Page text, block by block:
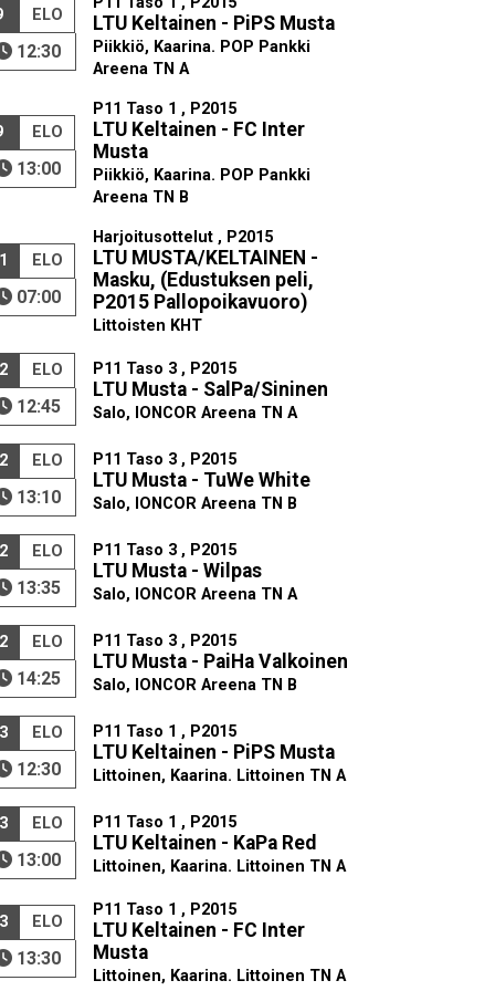
ELO
12:30
LTU Keltainen - PiPS Musta
Piikkiö, Kaarina. POP Pankki
Areena TN A
ELO
13:00
P11 Taso 1 , P2015
LTU Keltainen - FC Inter
Musta
Piikkiö, Kaarina. POP Pankki
Areena TN B
ELO
07:00
Harjoitusottelut , P2015
LTU MUSTA/KELTAINEN -
Masku, (Edustuksen peli,
P2015 Pallopoikavuoro)
Littoisten KHT
ELO
12:45
P11 Taso 3 , P2015
LTU Musta - SalPa/Sininen
Salo, IONCOR Areena TN A
ELO
13:10
P11 Taso 3 , P2015
LTU Musta - TuWe White
Salo, IONCOR Areena TN B
ELO
13:35
P11 Taso 3 , P2015
LTU Musta - Wilpas
Salo, IONCOR Areena TN A
ELO
14:25
P11 Taso 3 , P2015
LTU Musta - PaiHa Valkoinen
Salo, IONCOR Areena TN B
ELO
12:30
P11 Taso 1 , P2015
LTU Keltainen - PiPS Musta
Littoinen, Kaarina. Littoinen TN A
ELO
13:00
P11 Taso 1 , P2015
LTU Keltainen - KaPa Red
Littoinen, Kaarina. Littoinen TN A
ELO
13:30
P11 Taso 1 , P2015
LTU Keltainen - FC Inter
Musta
Littoinen, Kaarina. Littoinen TN A